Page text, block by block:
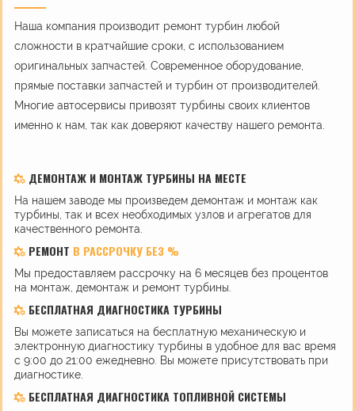
Наша компания производит ремонт турбин любой
сложности в кратчайшие сроки, с использованием
оригинальных запчастей. Современное оборудование,
прямые поставки запчастей и турбин от производителей.
Многие автосервисы привозят турбины своих клиентов
именно к нам, так как доверяют качеству нашего ремонта.
ДЕМОНТАЖ И МОНТАЖ ТУРБИНЫ НА МЕСТЕ
На нашем заводе мы произведем демонтаж и монтаж как
турбины, так и всех необходимых узлов и агрегатов для
качественного ремонта.
РЕМОНТ В РАССРОЧКУ БЕЗ %
Мы предоставляем рассрочку на 6 месяцев без процентов
на монтаж, демонтаж и ремонт турбины.
БЕСПЛАТНАЯ ДИАГНОСТИКА ТУРБИНЫ
Вы можете записаться на бесплатную механическую и
электронную диагностику турбины в удобное для вас время
с 9:00 до 21:00 ежедневно. Вы можете присутствовать при
диагностике.
БЕСПЛАТНАЯ ДИАГНОСТИКА ТОПЛИВНОЙ СИСТЕМЫ